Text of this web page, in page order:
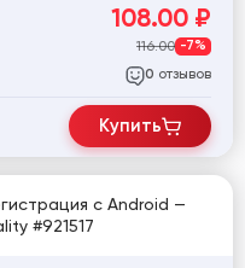
108.00 ₽
116.00 -7%
0 отзывов
Купить
с Android —
#921517